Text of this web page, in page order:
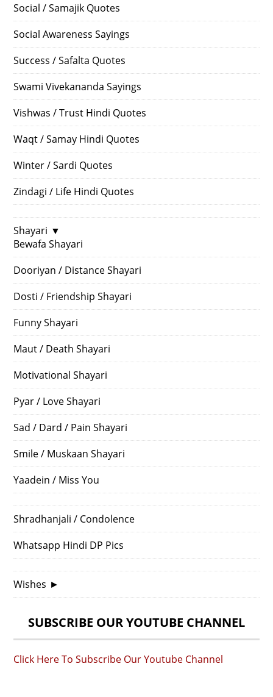
Social / Samajik Quotes
Social Awareness Sayings
Success / Safalta Quotes
Swami Vivekananda Sayings
Vishwas / Trust Hindi Quotes
Waqt / Samay Hindi Quotes
Winter / Sardi Quotes
Zindagi / Life Hindi Quotes
Shayari ▼
Bewafa Shayari
Dooriyan / Distance Shayari
Dosti / Friendship Shayari
Funny Shayari
Maut / Death Shayari
Motivational Shayari
Pyar / Love Shayari
Sad / Dard / Pain Shayari
Smile / Muskaan Shayari
Yaadein / Miss You
Shradhanjali / Condolence
Whatsapp Hindi DP Pics
Wishes ►
SUBSCRIBE OUR YOUTUBE CHANNEL
Click Here To Subscribe Our Youtube Channel